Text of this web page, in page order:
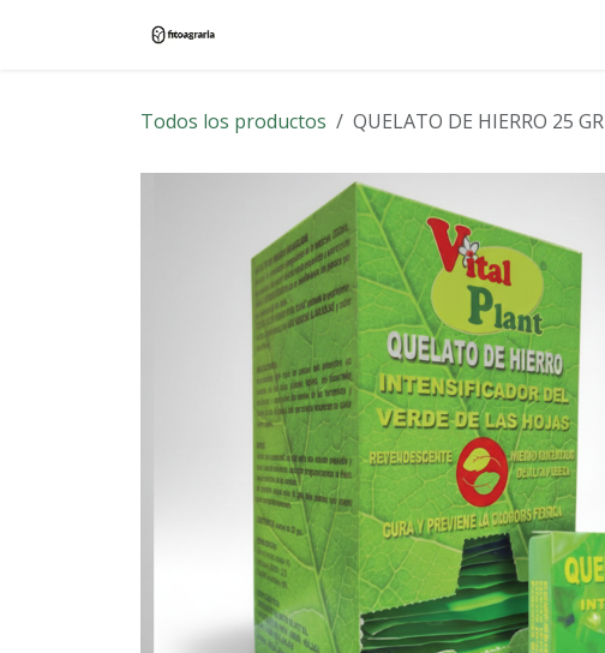
Todos los productos QUELATO DE HIERRO 25 GR